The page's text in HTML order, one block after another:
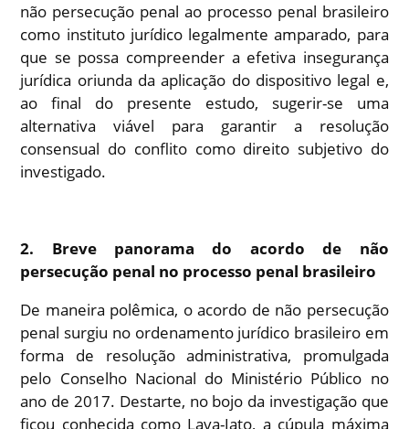
não persecução penal ao processo penal brasileiro
como instituto jurídico legalmente amparado, para
que se possa compreender a efetiva insegurança
jurídica oriunda da aplicação do dispositivo legal e,
ao final do presente estudo, sugerir-se uma
alternativa viável para garantir a resolução
consensual do conflito como direito subjetivo do
investigado.
2. Breve panorama do acordo de não
persecução penal no processo penal brasileiro
De maneira polêmica, o acordo de não persecução
penal surgiu no ordenamento jurídico brasileiro em
forma de resolução administrativa, promulgada
pelo Conselho Nacional do Ministério Público no
ano de 2017. Destarte, no bojo da investigação que
ficou conhecida como Lava-Jato, a cúpula máxima